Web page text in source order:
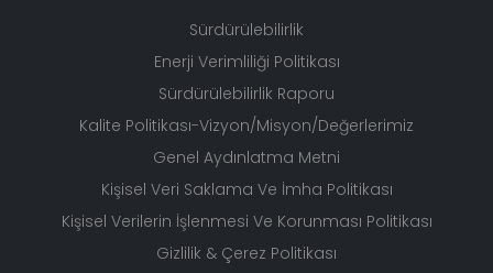
Sürdürülebilirlik
Enerji Verimliliği Politikası
Sürdürülebilirlik Raporu
Kalite Politikası-Vizyon/Misyon/Değerlerimiz
Genel Aydınlatma Metni
Kişisel Veri Saklama Ve İmha Politikası
Kişisel Verilerin İşlenmesi Ve Korunması Politikası
Gizlilik & Çerez Politikası